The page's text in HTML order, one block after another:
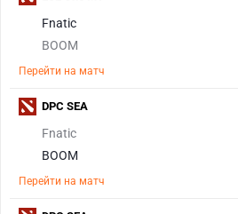
Fnatic
BOOM
Перейти на матч
Fnatic
BOOM
Перейти на матч
DPC SEA